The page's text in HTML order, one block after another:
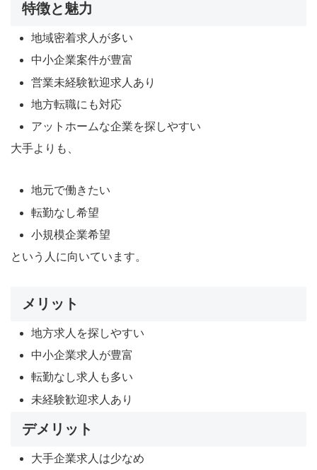
特徴と魅力
地域密着求人が多い
中小企業案件が豊富
営業未経験歓迎求人あり
地方転職にも対応
アットホームな企業を探しやすい
大手よりも、
地元で働きたい
転勤なし希望
小規模企業希望
という人に向いています。
メリット
地方求人を探しやすい
中小企業求人が豊富
転勤なし求人も多い
未経験歓迎求人あり
デメリット
大手企業求人は少なめ